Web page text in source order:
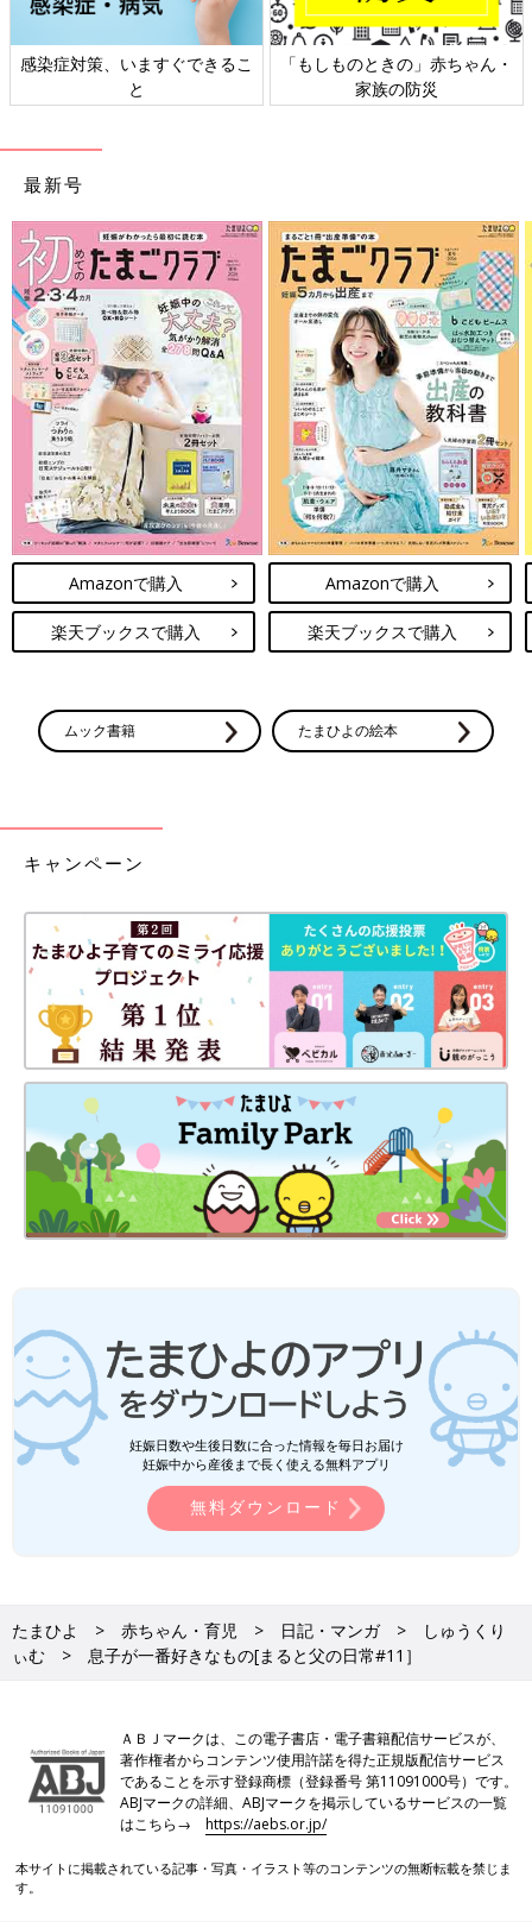
感染症対策、いますぐできるこ
と
「もしものときの」赤ちゃん・
家族の防災
最新号
Amazonで購入
楽天ブックスで購入
Amazonで購入
楽天ブックスで購入
ムック書籍 たまひよの絵本
キャンペーン
妊娠日数や生後日数に合った情報を毎日お届け
妊娠中から産後まで長く使える無料アプリ
無料ダウンロード
たまひよ 赤ちゃん・育児 日記・マンガ
しゅうくり
ぃむ
息子が一番好きなもの[まると父の日常#11］
ＡＢＪマークは、この電子書店・電子書籍配信サービスが、
著作権者からコンテンツ使用許諾を得た正規版配信サービス
であることを示す登録商標（登録番号 第11091000号）です。
ABJマークの詳細、ABJマークを掲示しているサービスの一覧
はこちら→https://aebs.or.jp/
本サイトに掲載されている記事・写真・イラスト等のコンテンツの無断転載を禁じま
す。